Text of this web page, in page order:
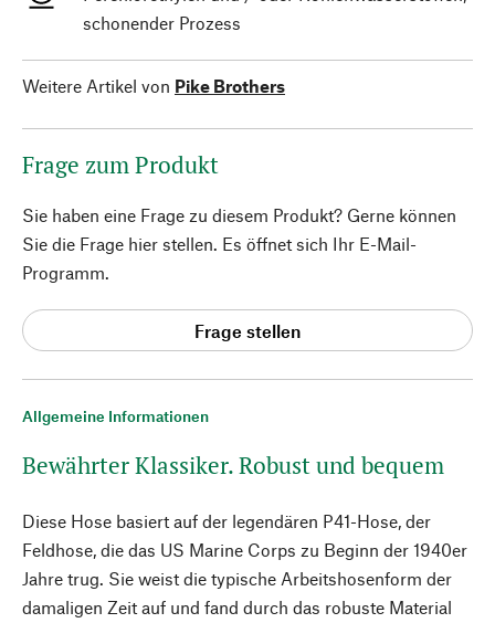
Allgemeine Informationen
Bewährter Klassiker. Robust und bequem
Diese Hose basiert auf der legendären P41-Hose, der
Feldhose, die das US Marine Corps zu Beginn der 1940er
Jahre trug. Sie weist die typische Arbeitshosenform der
damaligen Zeit auf und fand durch das robuste Material
schonender Prozess
Weitere Artikel von Pike Brothers
Frage zum Produkt
Sie haben eine Frage zu diesem Produkt? Gerne können
Sie die Frage hier stellen. Es öffnet sich Ihr E-Mail-
Programm.
Frage stellen